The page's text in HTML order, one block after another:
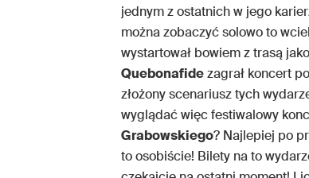
jednym z ostatnich w jego
można zobaczyć solowo to
wystartował bowiem z trasą jako
Quebonafidezagrał koncert
złożony scenariusz tych
wyglądać więc festiwalowy
Grabowskiego? Najlepiej po
to osobiście! Bilety na to